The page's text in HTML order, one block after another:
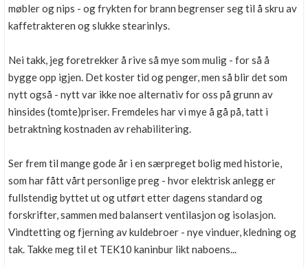
møbler og nips - og frykten for brann begrenser seg til å skru av
kaffetrakteren og slukke stearinlys.
Nei takk, jeg foretrekker å rive så mye som mulig - for så å
bygge opp igjen. Det koster tid og penger, men så blir det som
nytt også - nytt var ikke noe alternativ for oss på grunn av
hinsides (tomte)priser. Fremdeles har vi mye å gå på, tatt i
betraktning kostnaden av rehabilitering.
Ser frem til mange gode år i en særpreget bolig med historie,
som har fått vårt personlige preg - hvor elektrisk anlegg er
fullstendig byttet ut og utført etter dagens standard og
forskrifter, sammen med balansert ventilasjon og isolasjon.
Vindtetting og fjerning av kuldebroer - nye vinduer, kledning og
tak. Takke meg til et TEK10 kaninbur likt naboens...